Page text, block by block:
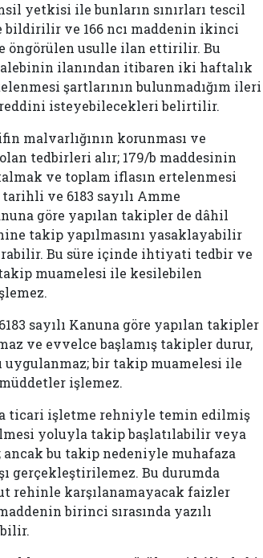
yetkisi ile bunların sınırları tescil
ve 166 ncı maddenin ikinci
öngörülen usulle ilan ettirilir. Bu
ilanından itibaren iki haftalık
şartlarının bulunmadığım ileri
isteyebilecekleri belirtilir.
malvarlığının korunması ve
tedbirleri alır; 179/b maddesinin
ve toplam iflasın ertelenmesi
ve 6183 sayılı Amme
göre yapılan takipler de dâhil
takip yapılmasını yasaklayabilir
Bu süre içinde ihtiyati tedbir ve
muamelesi ile kesilebilen
sayılı Kanuna göre yapılan takipler
ve evvelce başlamış takipler durur,
bir takip muamelesi ile
işlemez.
ticari işletme rehniyle temin edilmiş
yoluyla takip başlatılabilir veya
bu takip nedeniyle muhafaza
gerçekleştirilemez. Bu durumda
rehinle karşılanamayacak faizler
birinci sırasında yazılı